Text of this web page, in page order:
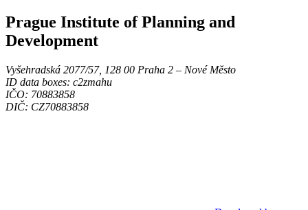
Prague Institute of Planning and
Development
Vyšehradská 2077/57, 128 00 Praha 2 ‒ Nové Město
ID data boxes: c2zmahu
IČO: 70883858
DIČ: CZ70883858